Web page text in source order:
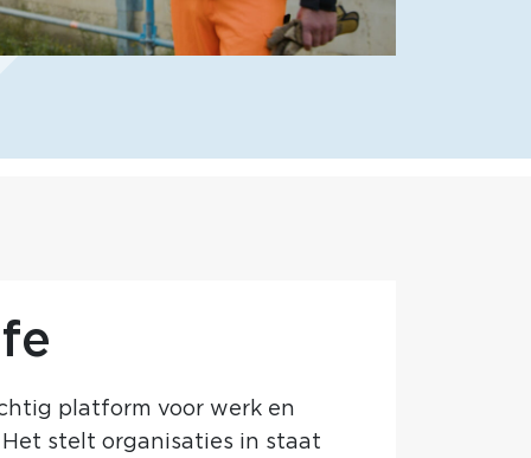
platform voor werk en
stelt organisaties in staat